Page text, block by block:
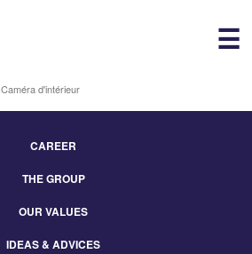
☰
Caméra d'intérieur
CAREER
THE GROUP
OUR VALUES
IDEAS & ADVICES